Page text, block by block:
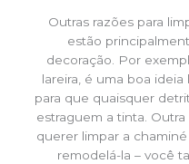
Outras razões para
estão
decoração. Por
lareira, é uma boa
para que quaisquer
estraguem a tinta.
querer limpar a
remodelá-la – você